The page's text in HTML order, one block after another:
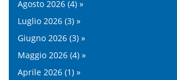
Agosto 2026 (4) »
Luglio 2026 (3) »
Giugno 2026 (3) »
Maggio 2026 (4) »
Aprile 2026 (1) »